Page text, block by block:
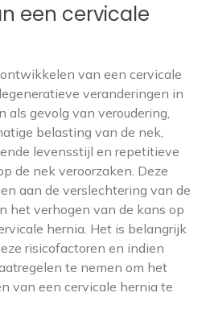
een cervicale
van een cervicale
veranderingen in
als gevolg van veroudering,
belasting van de nek,
levensstijl en repetitieve
de nek veroorzaken. Deze
aan de verslechtering van de
het verhogen van de kans op
hernia. Het is belangrijk
risicofactoren en indien
te nemen om het
van een cervicale hernia te